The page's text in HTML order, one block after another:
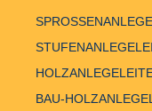
BAU-